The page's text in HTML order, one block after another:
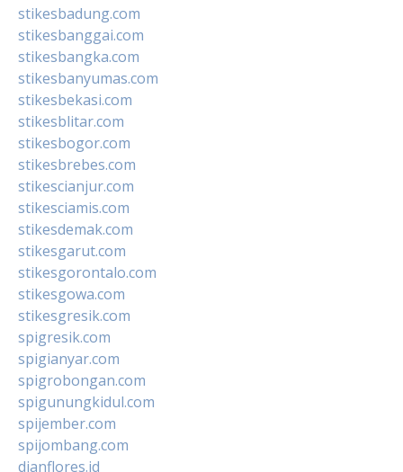
stikesbadung.com
stikesbanggai.com
stikesbangka.com
stikesbanyumas.com
stikesbekasi.com
stikesblitar.com
stikesbogor.com
stikesbrebes.com
stikescianjur.com
stikesciamis.com
stikesdemak.com
stikesgarut.com
stikesgorontalo.com
stikesgowa.com
stikesgresik.com
spigresik.com
spigianyar.com
spigrobongan.com
spigunungkidul.com
spijember.com
spijombang.com
dianflores.id